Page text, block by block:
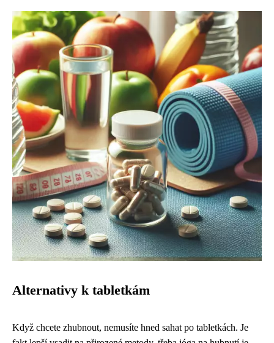
Alternativy k tabletkám
Když chcete zhubnout, nemusíte hned sahat po tabletkách. Je